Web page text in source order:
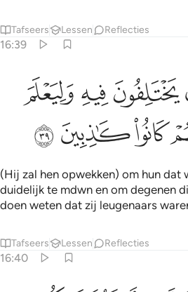
Tafseers Lessen Reflecties
16:39
الذين كفروا انهم كانوا كاذبين ٣٩
ٱلَّذِينَ كَفَرُوٓا۟ أَنَّهُمْ كَانُوا۟ كَـٰذِبِينَ
ﲪﲫﲬ
ﲰﲱﲲ
(Hij zal hen opwekken) om hun
duidelijk te mdwn en om degenen
doen weten dat zij leugenaars
Tafseers Lessen Reflecties
16:40